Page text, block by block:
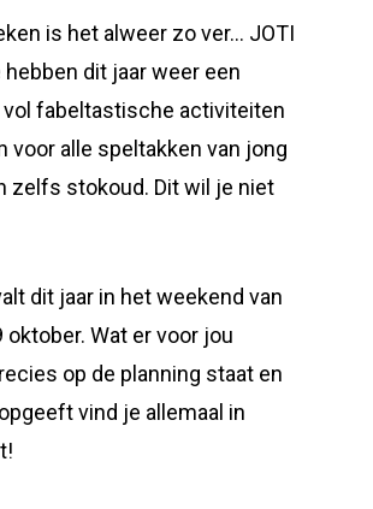
is het alweer zo ver… JOTI
hebben dit jaar weer een
fabeltastische activiteiten
voor alle speltakken van jong
zelfs stokoud. Dit wil je niet
dit jaar in het weekend van
oktober. Wat er voor jou
op de planning staat en
vind je allemaal in